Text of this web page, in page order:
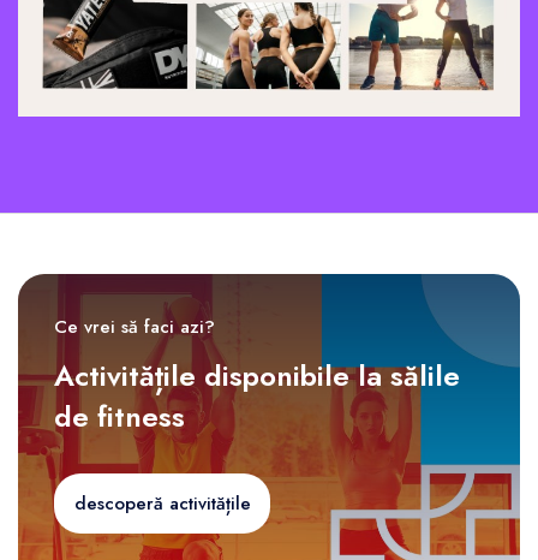
Ce vrei să faci azi?
Activitățile disponibile la sălile
de fitness
descoperă activitățile